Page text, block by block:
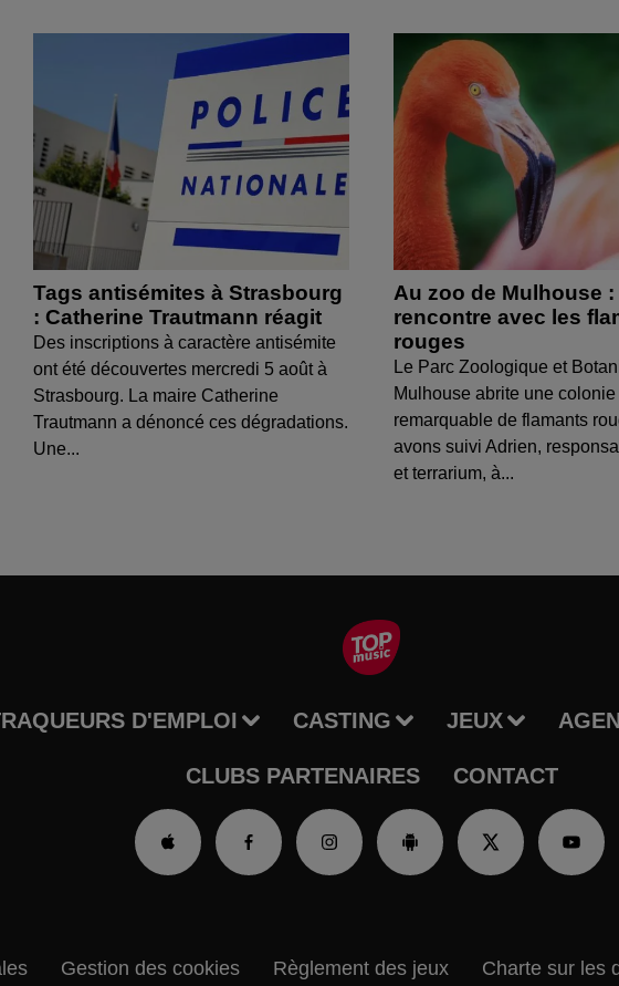
Tags antisémites à Strasbourg
: Catherine Trautmann réagit
Des inscriptions à caractère antisémite
ont été découvertes mercredi 5 août à
Strasbourg. La maire Catherine
Trautmann a dénoncé ces dégradations.
Une...
Au zoo de Mulhouse :
rencontre avec les
rouges
Le Parc Zoologique et
Mulhouse abrite une colonie
remarquable de flamants
avons suivi Adrien,
et terrarium, à...
D'EMPLOI CASTING JEUX
CLUBS PARTENAIRES CONTACT
Gestion des cookies Règlement des jeux Charte sur les